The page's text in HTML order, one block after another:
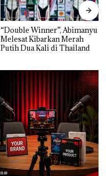
“Double Winner”, Abimanyu
Melesat Kibarkan Merah
Putih Dua Kali di Thailand